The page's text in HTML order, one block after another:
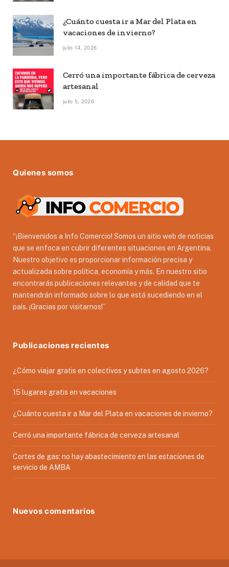
¿Cuánto cuesta ir a Mar del Plata en
vacaciones de invierno?
julio 14, 2026
Cerró una importante fábrica de cerveza
artesanal
julio 5, 2026
Quienes somos
“¡Bienvenidos a Info Comercio! Somos un sitio web de noticias
que se enfoca en cubrir diferentes situaciones en Argentina.
Nuestro objetivo es proporcionar información precisa y
actualizada sobre política, economía y más. En nuestro sitio
encontrarás publicaciones relevantes y de calidad que te
mantendrán informado sobre lo que está sucediendo en el
país. ¡Gracias por visitarnos!”
Publicaciones recientes
¿Cómo viajar gratis en colectivos y subtes en agosto 2026?
15 lugares gratis en vacaciones
¿Cuánto cuesta ir a Mar del Plata en vacaciones de invierno?
Cerró una importante fábrica de cerveza artesanal
Cortes de gas: no hay abastecimiento en las estaciones de
servicio de AMBA
Nuevos comentarios